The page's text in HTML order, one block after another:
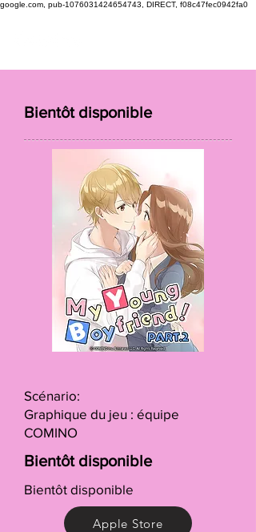
google.com, pub-1076031424654743, DIRECT, f08c47fec0942fa0
Bientôt disponible
Scénario:
Graphique du jeu : équipe
COMINO
Bientôt disponible
Bientôt disponible
Apple Store